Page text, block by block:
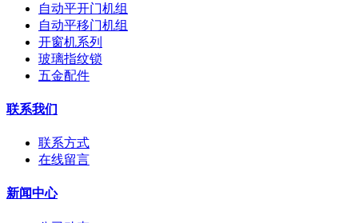
自动平开门机组
自动平移门机组
开窗机系列
玻璃指纹锁
五金配件
联系我们
联系方式
在线留言
新闻中心